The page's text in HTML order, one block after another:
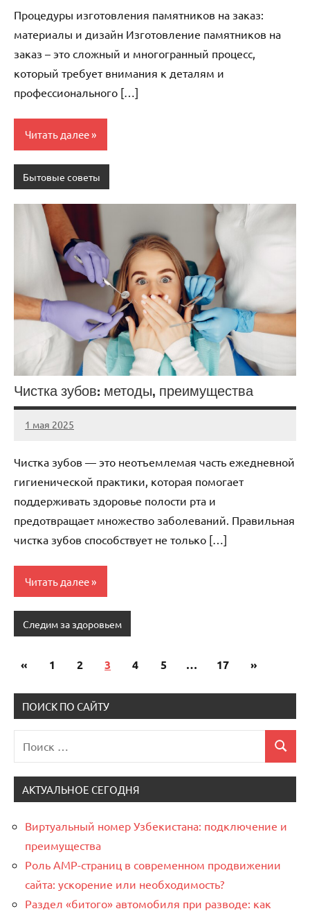
Процедуры изготовления памятников на заказ:
материалы и дизайн Изготовление памятников на
заказ – это сложный и многогранный процесс,
который требует внимания к деталям и
профессионального […]
Читать далее
Бытовые советы
Чистка зубов: методы, преимущества
1 мая 2025
Avtor
Нет
Чистка зубов — это неотъемлемая часть ежедневной
гигиенической практики, которая помогает
поддерживать здоровье полости рта и
предотвращает множество заболеваний. Правильная
чистка зубов способствует не только […]
Читать далее
Следим за здоровьем
записей
« Предыдущие
1 2 3 4 5 … 17 »
ПОИСК ПО САЙТУ
для:
Поиск
АКТУАЛЬНОЕ СЕГОДНЯ
Виртуальный номер Узбекистана: подключение и
преимущества
Роль AMP-страниц в современном продвижении
сайта: ускорение или необходимость?
Раздел «битого» автомобиля при разводе: как